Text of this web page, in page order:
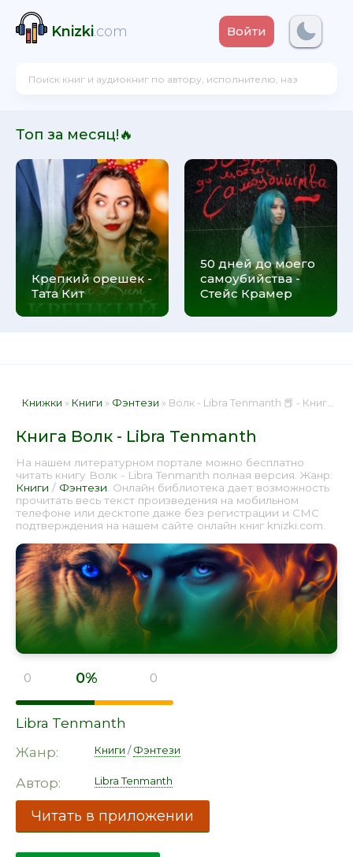
Knizki.com Войти
Топ за месяц!🔥
Крепкий орешек -
Тата Кит
50 дней до моего
самоубийства -
Стейс Крамер
Книжки » Книги » Фэнтези » Волк - Libra Tenmanth 📕 - Книга онлайн бесплатно
Книга Волк - Libra Tenmanth
На нашем литературном портале можно бесплатно
читать книгу Волк - Libra Tenmanth полная версия. Жанр:
Книги / Фэнтези . Онлайн библиотека дает возможность
прочитать весь текст произведения на мобильном
телефоне или десктопе даже без регистрации и СМС
подтверждения на нашем сайте онлайн книг knizki.com.
0 0% 0
Libra Tenmanth
Жанр:
Книги /Фэнтези
Автор: Libra Tenmanth
Читать в приложении